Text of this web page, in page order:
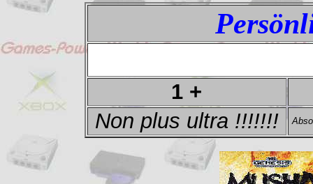
1 +
Non plus ultra !!!!!!!